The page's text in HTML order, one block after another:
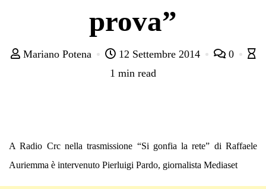
prova”
Mariano Potena 12 Settembre 2014
0
1 min read
A Radio Crc nella trasmissione “Si gonfia la rete” di Raffaele
Auriemma è intervenuto Pierluigi Pardo, giornalista Mediaset